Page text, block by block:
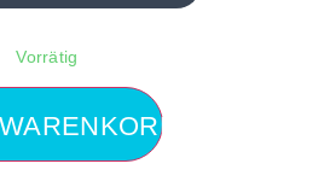
Vorrätig